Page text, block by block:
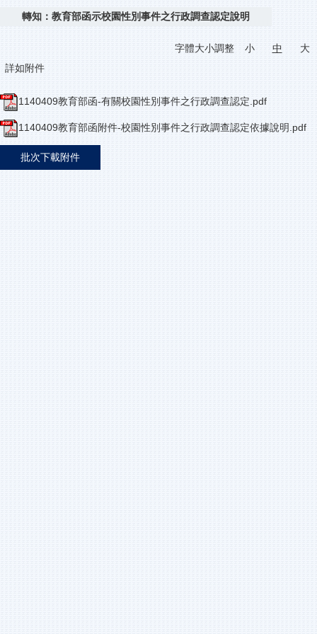
轉知：教育部函示校園性別事件之行政調查認定說明
字體大小調整 小 中
大
詳如附件
1140409教育部函-有關校園性別事件之行政調查認定.pdf
1140409教育部函附件-校園性別事件之行政調查認定依據說明.pdf
批次下載附件